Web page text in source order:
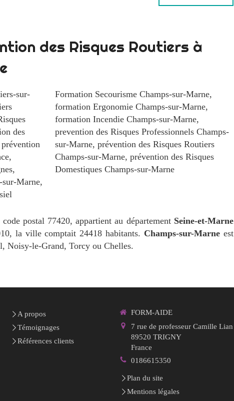
des Risques Routiers à
sur-
des
prévention
,
,
sur-Marne,
Formation Secourisme Champs-sur-Marne,
formation Ergonomie Champs-sur-Marne,
formation Incendie Champs-sur-Marne,
prevention des Risques Professionnels Champs-
sur-Marne, prévention des Risques Routiers
Champs-sur-Marne, prévention des Risques
Domestiques Champs-sur-Marne
code postal 77420, appartient au département Seine-et-Marne
la ville comptait 24418 habitants. Champs-sur-Marneest
Noisy-le-Grand, Torcy ou Chelles.
A propos
Témoignages
Références clients
FORM-AIDE
7 rue de professeur Camille Lian
89520 TRIGNY
France
0186615350
Plan du site
Mentions légales